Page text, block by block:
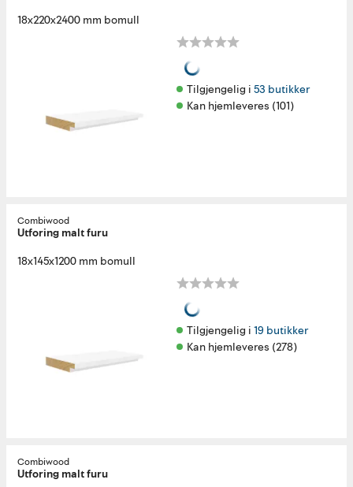
18x220x2400 mm bomull
Tilgjengelig i 53 butikker
Kan hjemleveres (101)
Combiwood
Utforing malt furu
18x145x1200 mm bomull
Tilgjengelig i 19 butikker
Kan hjemleveres (278)
Combiwood
Utforing malt furu